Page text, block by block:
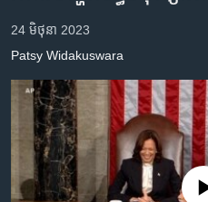
ព័ត៌មាន​​
ម្តង
រំលង​
រចនា
កម្ពុជាច្នៃប្រតិដ្ឋ
ទូរទស្សន៍ / វីដេអូ​
វិទ្យុ / ផតខាសថ៍
កម្មវិធីទាំងអស់
24 មិថុនា 2023
Patsy Widakuswara
No media